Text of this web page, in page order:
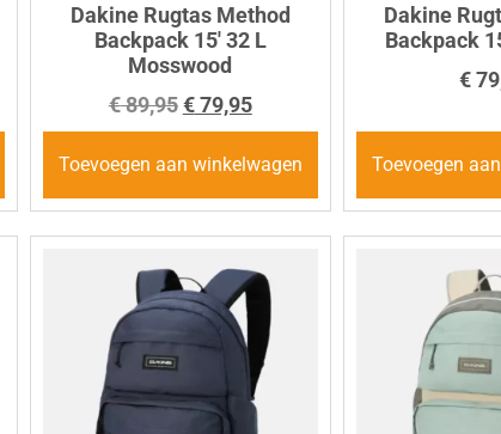
Dakine Rugtas Method
Backpack 15′ 32 L
Mosswood
€89,95 €79,95
Toevoegen aan winkelwagen
Dakine
Backpack
€
Toevoegen